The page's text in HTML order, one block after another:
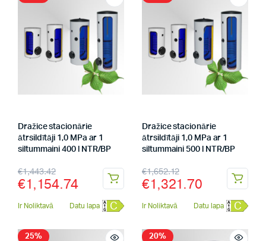
Dražice stacionārie
ātrsildītāji 1,0 MPa ar 1
siltummaini 400 l NTR/BP
€1,443.42
€1,154.74
Ir Noliktavā Datu lapa C
Dražice stacionārie
ātrsildītāji 1,0 MPa ar 1
siltummaini 500 l NTR/BP
€1,652.12
€1,321.70
Ir Noliktavā Datu lapa C
25% 20%